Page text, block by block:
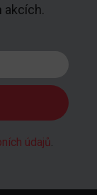
akcích.
údajů